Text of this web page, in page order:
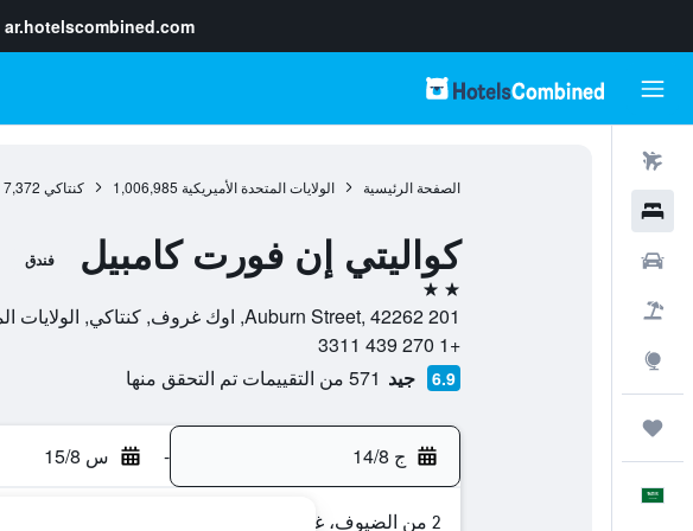
ar.hotelscombined.com
الصفحة الرئيسية الولايات المتحدة الأميريكية 1,006,985 كنتاكي 7,372
كواليتي إن فورت كامبيل فندق
2 نجمتين
201 Auburn Street, 42262, اوك غروف, كنتاكي, الولايات المتحدة الأميريكية
+1 270 439 3311
6.9 جيد 571 من التقييمات تم التحقق منها
ج 14/8 - س 15/8
2 من الضيوف، غرفة واحدة